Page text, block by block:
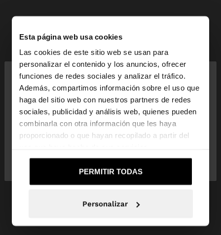
Esta página web usa cookies
Las cookies de este sitio web se usan para
personalizar el contenido y los anuncios, ofrecer
funciones de redes sociales y analizar el tráfico.
Además, compartimos información sobre el uso que
haga del sitio web con nuestros partners de redes
sociales, publicidad y análisis web, quienes pueden
combinarla con otra información que les haya
proporcionado o que hayan recopilado a partir del
PERMITIR TODAS
Personalizar
hola
Estás accediendo a la web de España. ¿Quieres ir a
la web de United States?